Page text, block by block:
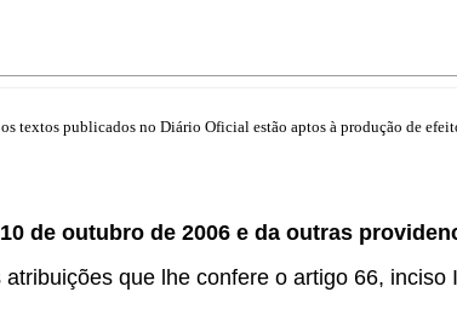
textos publicados no Diário Oficial estão aptos à produção de
de outubro de 2006 e da outras
atribuições que lhe confere o artigo 66,